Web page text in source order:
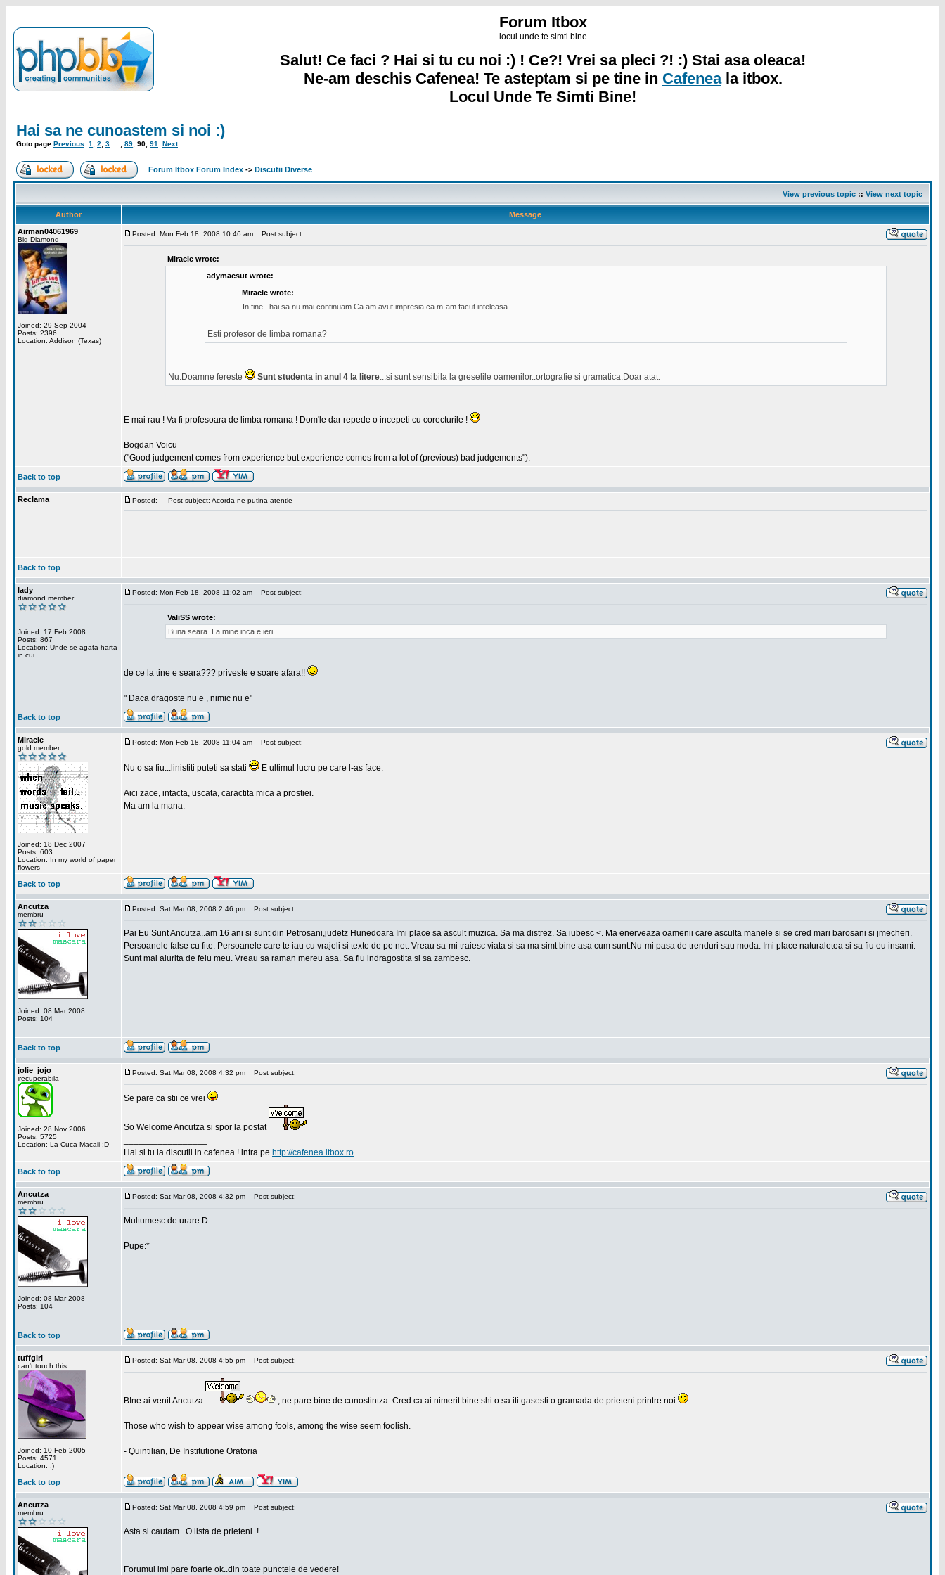
Forum Itbox
locul unde te simti bine
Salut! Ce faci ? Hai si tu cu noi :) ! Ce?! Vrei sa pleci ?! :) Stai asa oleaca!
Ne-am deschis Cafenea! Te asteptam si pe tine in Cafeneala itbox.
Locul Unde Te Simti Bine!
Hai sa ne cunoastem si noi :)
Goto page Previous 1 2 3 89 90 91 Next
Forum Itbox Forum Index -> Discutii Diverse
View previous topic :: View next topic
Author
Message
Airman04061969
Big Diamond
Joined: 29 Sep 2004
Posts: 2396
Location: Addison (Texas)
Posted: Mon Feb 18, 2008 10:46 am Post subject:
Miracle wrote:
adymacsut wrote:
Miracle wrote:
In fine...hai sa nu mai continuam.Ca am avut impresia ca m-am facut inteleasa..
Esti profesor de limba romana?
Nu.Doamne fereste Sunt studenta in anul 4 la litere...si sunt sensibila la greselile oamenilor..ortografie si gramatica.Doar atat.
E mai rau ! Va fi profesoara de limba romana ! Dom'le dar repede o incepeti cu corecturile !
Bogdan Voicu
("Good judgement comes from experience but experience comes from a lot of (previous) bad judgements").
Back to top
Reclama Posted: Post subject: Acorda-ne putina atentie
Back to top
lady
diamond member
Joined: 17 Feb 2008
Posts: 867
Location: Unde se agata harta
in cui
Posted: Mon Feb 18, 2008 11:02 am Post subject:
ValiSS wrote:
Buna seara. La mine inca e ieri.
de ce la tine e seara??? priveste e soare afara!!
" Daca dragoste nu e , nimic nu e"
Back to top
Miracle
gold member
Joined: 18 Dec 2007
Posts: 603
Location: In my world of paper
flowers
Posted: Mon Feb 18, 2008 11:04 am Post subject:
Nu o sa fiu...linistiti puteti sa stati
E ultimul lucru pe care l-as face.
Aici zace, intacta, uscata, caractita mica a prostiei.
Ma am la mana.
Back to top
Ancutza
membru
Joined: 08 Mar 2008
Posts: 104
Posted: Sat Mar 08, 2008 2:46 pm Post subject:
Pai Eu Sunt Ancutza..am 16 ani si sunt din Petrosani,judetz Hunedoara Imi place sa ascult muzica. Sa ma distrez. Sa iubesc <. Ma enerveaza oamenii care asculta manele si se cred mari barosani si jmecheri.
Persoanele false cu fite. Persoanele care te iau cu vrajeli si texte de pe net. Vreau sa-mi traiesc viata si sa ma simt bine asa cum sunt.Nu-mi pasa de trenduri sau moda. Imi place naturaletea si sa fiu eu insami.
Sunt mai aiurita de felu meu. Vreau sa raman mereu asa. Sa fiu indragostita si sa zambesc.
Back to top
jolie_jojo
irecuperabila
Joined: 28 Nov 2006
Posts: 5725
Location: La Cuca Macaii :D
Posted: Sat Mar 08, 2008 4:32 pm Post subject:
Se pare ca stii ce vrei
So Welcome Ancutza si spor la postat
Hai si tu la discutii in cafenea ! intra pe http://cafenea.itbox.ro
Back to top
Ancutza
membru
Joined: 08 Mar 2008
Posts: 104
Posted: Sat Mar 08, 2008 4:32 pm Post subject:
Multumesc de urare:D
Pupe:*
Back to top
tuffgirl
can't touch this
Joined: 10 Feb 2005
Posts: 4571
Location: ;)
Posted: Sat Mar 08, 2008 4:55 pm Post subject:
BIne ai venit Ancutza
, ne pare bine de cunostintza. Cred ca ai nimerit bine shi o sa iti gasesti o gramada de prieteni printre noi
Those who wish to appear wise among fools, among the wise seem foolish.
- Quintilian, De Institutione Oratoria
Back to top
Ancutza
membru
Posted: Sat Mar 08, 2008 4:59 pm Post subject:
Asta si cautam...O lista de prieteni..!
Forumul imi pare foarte ok..din toate punctele de vedere!